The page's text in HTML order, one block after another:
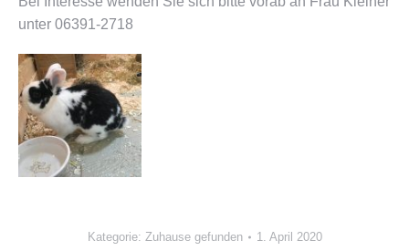
unter 06391-2718
Kategorie: Zuhause gefunden 1. April 2020